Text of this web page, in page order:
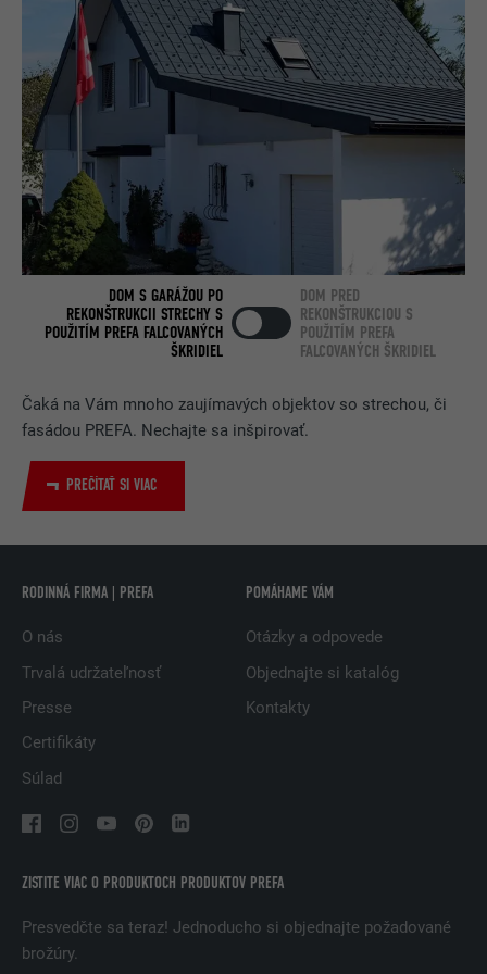
Čaká na Vám mnoho zaujímavých objektov so strechou, či
fasádou PREFA. Nechajte sa inšpirovať.
PREČÍTAŤ SI VIAC
DOM S GARÁŽOU PO
REKONŠTRUKCII STRECHY S
POUŽITÍM PREFA FALCOVANÝCH
ŠKRIDIEL
DOM PRED
REKONŠTRUKCIOU S
POUŽITÍM PREFA
FALCOVANÝCH ŠKRIDIEL
ZISTITE VIAC O PRODUKTOCH PRODUKTOV PREFA
Presvedčte sa teraz! Jednoducho si objednajte požadované
brožúry.
RODINNÁ FIRMA | PREFA
O nás
Trvalá udržateľnosť
Presse
Certifikáty
Súlad
POMÁHAME VÁM
Otázky a odpovede
Objednajte si katalóg
Kontakty
POSKYTOVATEĽ Google Optimize
DOBA TRVANIA 90 dní
Používa sa na kontrolu toho, či
prehliadač povoľuje umiestňovanie
identifikátory.
POSKYTOVATEĽ LinkedIn
DOBA TRVANIA Relácia prehliadania
ÚČEL
Používa ho LinkedIn, keď webová
stránka obsahuje vložené okno
„Sledujte nás“.
NÁZOV bcookie
POSKYTOVATEĽ LinkedIn
ÚČEL
Používa ho služba sociálnej siete
LinkedIn na sledovanie používania
POSKYTOVATEĽ
DOBA TRVANIA
ÚČEL
Používa ho služba sociálnej siete
LinkedIn na sledovanie používania